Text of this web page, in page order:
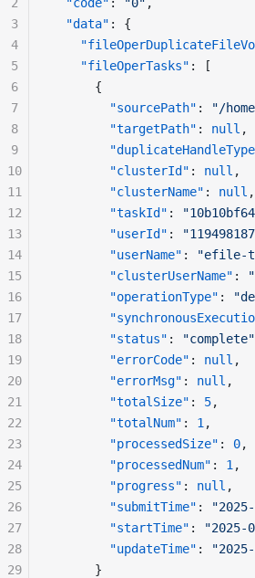
  "data"
: {
    "fileOperTasks"
: [
      {
        "sourcePath"
:
"/
        "targetPath"
: null ,
        "clusterId"
: null ,
        "clusterName"
: null ,
        "taskId"
:
        "userId"
:
        "userName"
: "efile-
        "clusterUserName"
:
        "operationType"
:
        "status"
: "complete"
        "errorCode"
: null ,
        "errorMsg"
: null ,
        "totalSize"
: 5,
        "totalNum"
: 1 ,
        "processedSize"
: 0,
        "processedNum"
: 1 ,
        "progress"
: null ,
        "submitTime"
:
        "startTime"
: "2025-
        "updateTime"
:
      }
3
4
5
6
7
8
9
10
11
12
13
14
15
16
17
18
19
20
21
22
23
24
25
26
27
28
29